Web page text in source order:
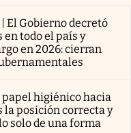
El Gobierno decretó
todo el país y
en 2026: cierran
papel higiénico hacia
la posición correcta y
solo de una forma